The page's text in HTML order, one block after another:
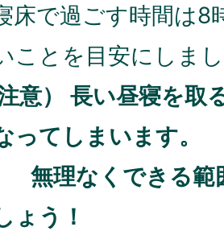
床で過ごす時間は8
ことを目安にしま
意） 長い昼寝を取
ってしまいます。
理なくできる範
ょう！